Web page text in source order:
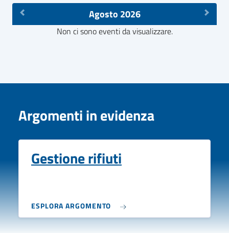
Agosto 2026
Non ci sono eventi da visualizzare.
Argomenti in evidenza
Gestione rifiuti
ESPLORA ARGOMENTO